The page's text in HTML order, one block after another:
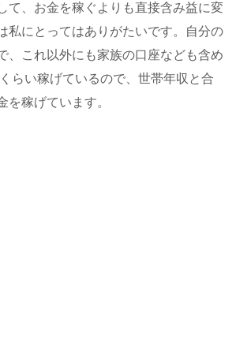
て、お金を稼ぐよりも直接含み益に変
私にとってはありがたいです。自分の
、これ以外にも家族の口座なども含め
らい稼げているので、世帯年収と合
を稼げています。